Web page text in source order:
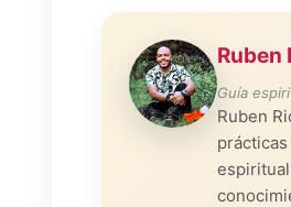
Ruben
Guía
Ruben